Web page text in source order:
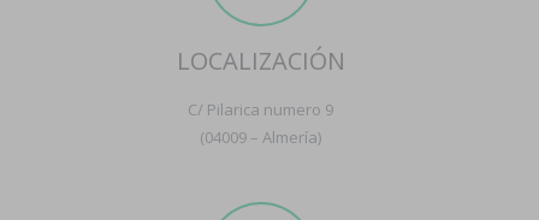
LOCALIZACIÓN
C/ Pilarica numero 9
(04009 – Almería)